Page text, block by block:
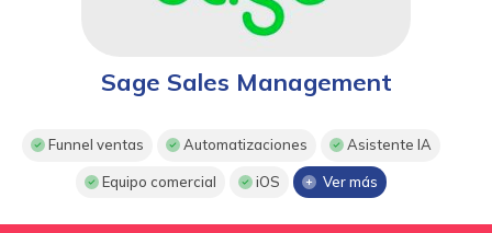
Sage Sales Management
Funnel ventas Automatizaciones Asistente IA
Equipo comercial iOS Ver más